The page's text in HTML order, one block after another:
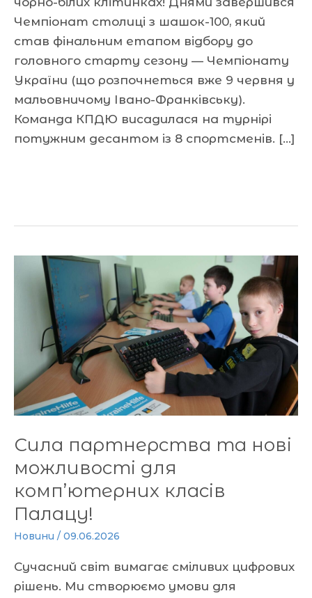
Чемпіонат столиці з шашок-100, який
став фінальним етапом відбору до
головного старту сезону — Чемпіонату
України (що розпочнеться вже 9 червня у
мальовничому Івано-Франківську).
Команда КПДЮ висадилася на турнірі
потужним десантом із 8 спортсменів. […]
Сила партнерства та нові
можливості для
комп’ютерних класів
Палацу!
Новини / 09.06.2026
Сучасний світ вимагає сміливих цифрових
рішень. Ми створюємо умови для
Сила
партнерства
можливості
комп’ютерних
класів